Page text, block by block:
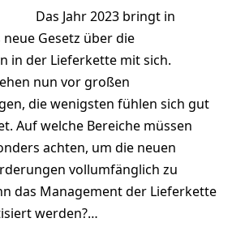
Das Jahr 2023 bringt in
Gesetz über die
in der Lieferkette mit sich.
nun vor großen
die wenigsten fühlen sich gut
Auf welche Bereiche müssen
achten, um die neuen
vollumfänglich zu
das Management der Lieferkette
werden?…